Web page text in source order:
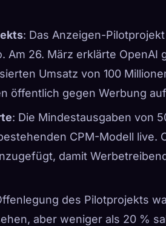
: Das Anzeigen-
Am 26. März erklärte OpenAI
Umsatz von 100
öffentlich gegen Werbung
: Die Mindestausgaben von
CPM-Modell live.
damit
des Pilotprojekts
aber weniger als 20 %